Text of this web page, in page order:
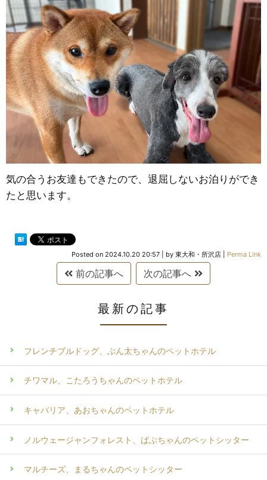
気の合うお友達もできたので、退屈しないお泊りができ
たと思います。
Posted on 2024.10.20 20:57 by 東大和・所沢店 Perma Link
前の記事へ 次の記事へ
最新の記事
フレンチブルドッグ、ぶん太ちゃんのペットホテル
チワマル、こたろうちゃんのペットホテル
キャバリア、あおちゃんのペットホテル
ノルウェージャンフォレスト、ばぶちゃんのペットシッター
マルチーズ、まるちゃんのペットシッター